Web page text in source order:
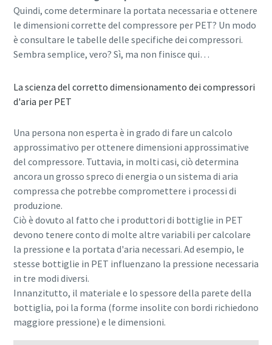
Quindi, come determinare la portata necessaria e ottenere
le dimensioni corrette del compressore per PET? Un modo
è consultare le tabelle delle specifiche dei compressori.
Sembra semplice, vero? Sì, ma non finisce qui…
La scienza del corretto dimensionamento dei compressori
d'aria per PET
Una persona non esperta è in grado di fare un calcolo
approssimativo per ottenere dimensioni approssimative
del compressore. Tuttavia, in molti casi, ciò determina
ancora un grosso spreco di energia o un sistema di aria
compressa che potrebbe compromettere i processi di
produzione.
Ciò è dovuto al fatto che i produttori di bottiglie in PET
devono tenere conto di molte altre variabili per calcolare
la pressione e la portata d'aria necessari. Ad esempio, le
stesse bottiglie in PET influenzano la pressione necessaria
in tre modi diversi.
Innanzitutto, il materiale e lo spessore della parete della
bottiglia, poi la forma (forme insolite con bordi richiedono
maggiore pressione) e le dimensioni.